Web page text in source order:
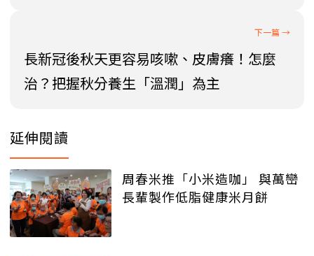
長新冠後秋天更容易咳嗽、皮膚癢！怎麼
治？把握秋分養生「溫潤」為主
延伸閱讀
周春米推「小米造咖」 與萬巒
長輩製作低脂健康米月餅